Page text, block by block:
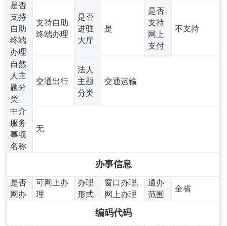
是否
支持
自助
终端
办理
支持自助
终端办理
是否
进驻
大厅
是
是否
支持
网上
支付
不支持
自然
人主
题分
类
交通出行
法人
主题
分类
交通运输
中介
服务
事项
名称
无
办事信息
是否
网办
可网上办
理
办理
形式
窗口办理,
网上办理
通办
范围
全省
编码代码